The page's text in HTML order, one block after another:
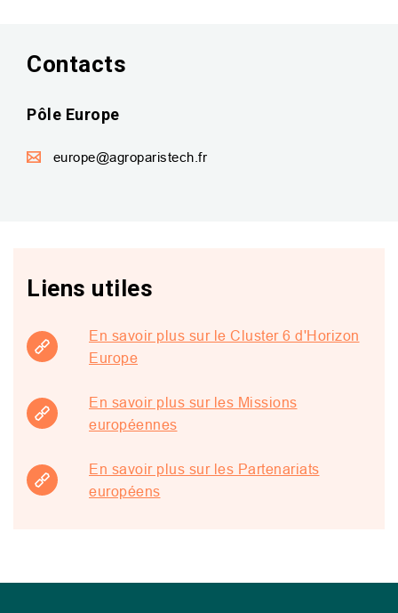
Contacts
Pôle Europe
europe@agroparistech.fr
Liens utiles
En savoir plus sur le Cluster 6 d'Horizon
Europe
En savoir plus sur les Missions
européennes
En savoir plus sur les Partenariats
européens